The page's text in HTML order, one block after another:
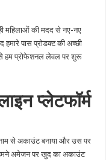
महिलाओं की मदद से नए-नए
पास प्रोडक्ट की अच्छी
हम प्रोफेशनल लेवल पर शुरू
प्लेटफॉर्म
नाम से अकाउंट बनाया और उस पर
अमेजन पर खुद का अकाउंट